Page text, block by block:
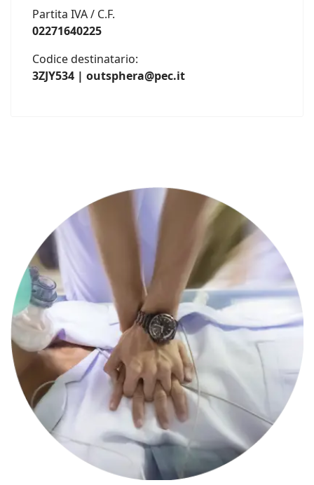
Partita IVA / C.F.
02271640225
Codice destinatario:
3ZJY534 | outsphera@pec.it